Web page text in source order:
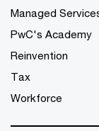
Managed
PwC's Academy
Reinvention
Tax
Workforce